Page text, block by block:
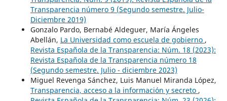
Transparencia número 9 (Segundo semestre. Julio-
Diciembre 2019)
Gonzalo Pardo, Bernabé Aldeguer, María Ángeles
Abellán, La Universidad como escuela de gobierno ,
Revista Española de la Transparencia: Núm. 18 (2023):
Revista Española de la Transparencia número 18
(Segundo semestre. Julio - diciembre 2023)
Miguel Revenga Sánchez, Luis Manuel Miranda López,
Transparencia, acceso a la información y secreto ,